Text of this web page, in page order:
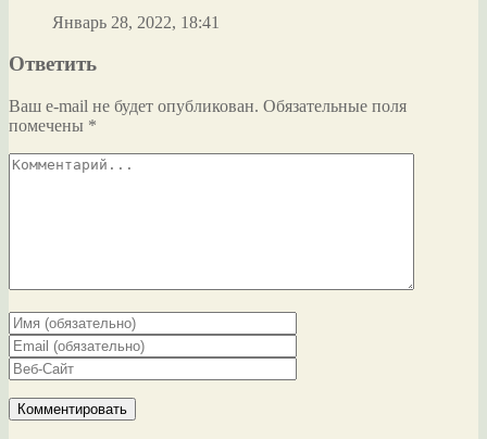
Январь 28, 2022, 18:41
Ответить
Ваш e-mail не будет опубликован. Обязательные поля
помечены *